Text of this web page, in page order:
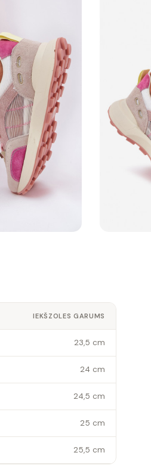
IEKŠZOLES GARUMS
23,5 cm
24 cm
24,5 cm
25 cm
25,5 cm